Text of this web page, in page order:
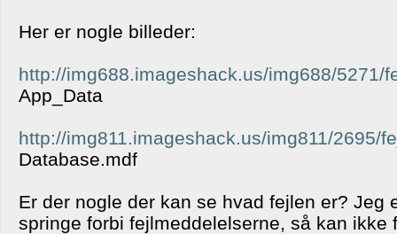
Her er nogle billeder:
http://img688.imageshack.us/img688/5271/
App_Data
http://img811.imageshack.us/img811/2695/
Database.mdf
Er der nogle der kan se hvad fejlen er? Jeg
springe forbi fejlmeddelelserne, så kan ikke